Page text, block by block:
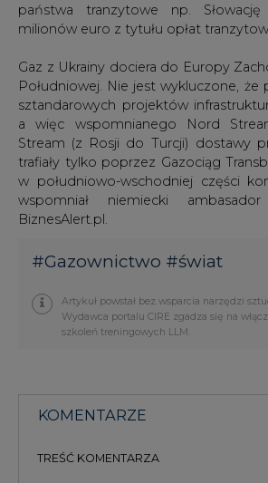
państwa tranzytowe np.
milionów euro z tytułu opłat
Gaz z Ukrainy dociera do Europy
Południowej. Nie jest wykluczone, że
sztandarowych projektów
a więc wspomnianego Nord
Stream (z Rosji do Turcji) dostawy
trafiały tylko poprzez Gazociąg
w południowo-wschodniej części
wspomniał niemiecki
BiznesAlert.pl.
#Gazownictwo #świat
Artykuł powstał bez wsparcia narzędzi
Wydawca portalu CIRE zgadza się na
szkoleń treningowych LLM.
KOMENTARZE
TREŚĆ KOMENTARZA